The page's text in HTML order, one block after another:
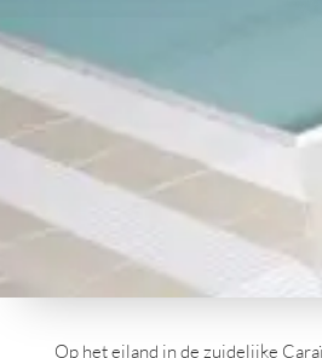
Op het eiland in de zuidelijke